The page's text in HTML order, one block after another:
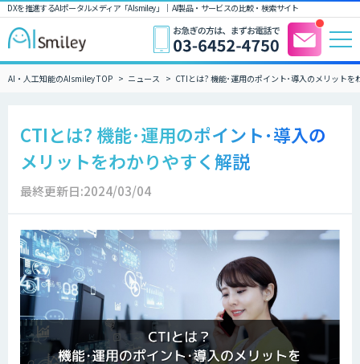
DXを推進するAIポータルメディア「AIsmiley」｜ AI製品・サービスの比較・検索サイト
AI・人工知能のAIsmiley TOP ニュース CTIとは? 機能･運用のポイント･導入のメリットを
CTIとは? 機能･運用のポイント･導入の
メリットをわかりやすく解説
最終更新日:2024/03/04